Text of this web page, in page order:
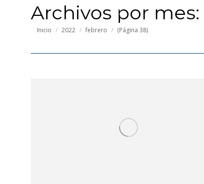
Archivos por mes:
Estás aquí:
Inicio 2022 febrero (Página 38)